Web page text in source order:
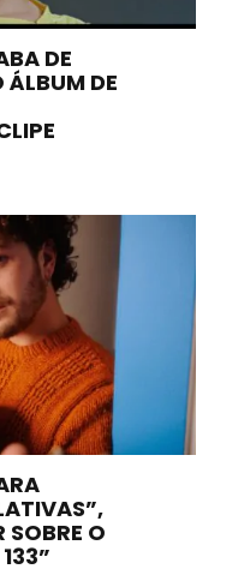
DE
ÁLBUM DE
SOBRE O